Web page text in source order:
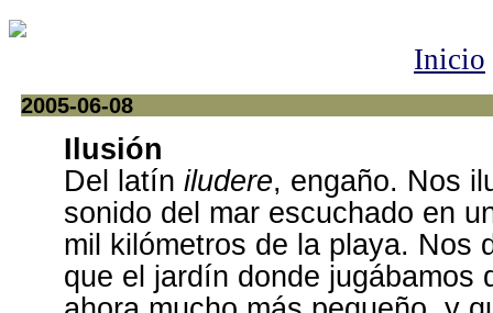
Inicio
2005-06-08
Ilusión
Del latín iludere, engaño. Nos
sonido del mar escuchado en
mil kilómetros de la playa. Nos
que el jardín donde jugábamos